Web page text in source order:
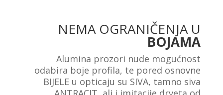
NEMA OGRANIČENJA U
BOJAMA
Alumina prozori nude mogućnost
odabira boje profila, te pored osnovne
BIJELE u opticaju su SIVA, tamno siva